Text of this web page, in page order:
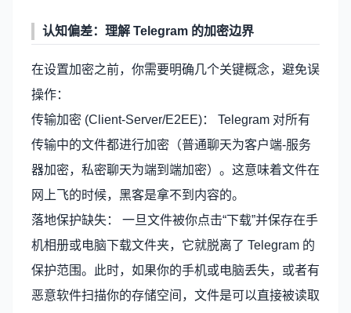
认知偏差：理解 Telegram 的加密边界
在设置加密之前，你需要明确几个关键概念，避免误
操作：
传输加密 (Client-Server/E2EE)： Telegram 对所有
传输中的文件都进行加密（普通聊天为客户端-服务
器加密，私密聊天为端到端加密）。这意味着文件在
网上飞的时候，黑客是拿不到内容的。
落地保护缺失： 一旦文件被你点击“下载”并保存在手
机相册或电脑下载文件夹，它就脱离了 Telegram 的
保护范围。此时，如果你的手机或电脑丢失，或者有
恶意软件扫描你的存储空间，文件是可以直接被读取